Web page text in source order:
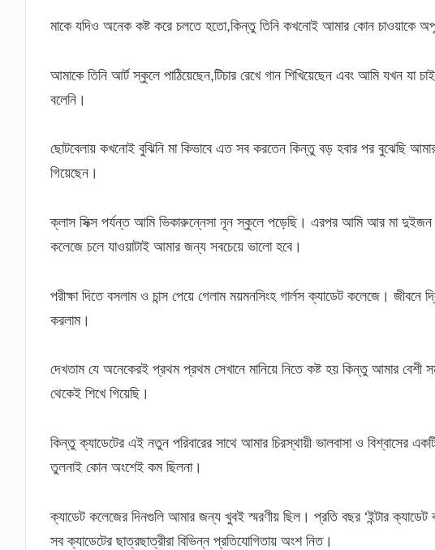
মাকে যদিও অনেক কষ্ট করে চলতে হতো,কিন্তু তিনি কখনোই আমার কোন চাওয়াকে
আমাকে তিনি আর্ট স্কুলে পাঠিয়েছেন,টিচার রেখে গান শিখিয়েছেন এবং আমি যখন যা
বলেনি।
ছোটবেলায় কখনোই বুঝিনি মা কিভাবে এত সব করতেন কিন্তু বড় হবার পর বুঝেছি আমার
গিয়েছেন।
ক্লাস সিক্স পর্যন্ত আমি ভিকারুন্নেসা নূন স্কুলে পড়েছি। এরপর আমি আর মা দুইজন
কলেজে চলে যাওয়াটাই আমার জন্য সবচেয়ে ভালো হবে।
পরীক্ষা দিতে বসলাম ও চান্স পেয়ে গেলাম ময়মনসিংহ গার্লস ক্যাডেট কলেজে।
করলাম।
দেখতাম যে অনেকেরই প্রথম প্রথম সেখানে মানিয়ে নিতে কষ্ট হয় কিন্তু আমার
থেকেই শিখে গিয়েছি।
কিন্তু ক্যাডেটের এই নতুন পরিবারের সাথে আমার চিরস্থায়ী ভালবাসা ও বিশ্বাসের
তুলনাই কোন অংশেই কম ছিলনা।
ক্যাডেট কলেজের দিনগুলি আমার জন্য খুবই স্মরণীয় ছিল। প্রতি বছর ‘ইন্টার ক্যাডেট
সব ক্যাডেটের ছাত্রছাত্রীরা বিভিন্ন প্রতিযোগিতায় অংশ নিত।